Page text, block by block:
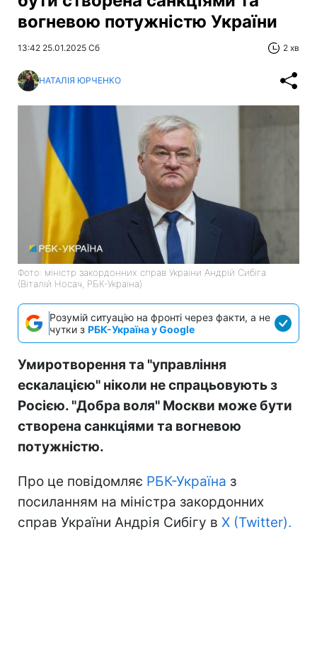
вогневою потужністю України
13:42 25.01.2025 Сб 2 хв
НАТАЛІЯ ЮРЧЕНКО
Фото: міністр закордонних справ України Андрій Сибіга
(Віталій Носач, РБК-Україна)
Розумій ситуацію на фронті через факти, а не
чутки з РБК-Україна у Google
Умиротворення та "управління
ескалацією" ніколи не спрацьовують з
Росією. "Добра воля" Москви може бути
створена санкціями та вогневою
потужністю.
Про це повідомляє РБК-Україна з
посиланням на міністра закордонних
справ України Андрія Сибігу в X (Twitter).